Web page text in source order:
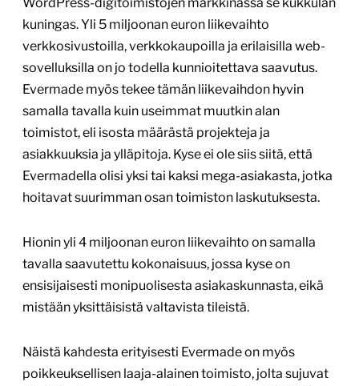
kuningas. Yli 5 miljoonan euron liikevaihto
verkkosivustoilla, verkkokaupoilla ja erilaisilla web-
sovelluksilla on jo todella kunnioitettava saavutus.
Evermade myös tekee tämän liikevaihdon hyvin
samalla tavalla kuin useimmat muutkin alan
toimistot, eli isosta määrästä projekteja ja
asiakkuuksia ja ylläpitoja. Kyse ei ole siis siitä, että
Evermadella olisi yksi tai kaksi mega-asiakasta, jotka
hoitavat suurimman osan toimiston laskutuksesta.
Hionin yli 4 miljoonan euron liikevaihto on samalla
tavalla saavutettu kokonaisuus, jossa kyse on
ensisijaisesti monipuolisesta asiakaskunnasta, eikä
mistään yksittäisistä valtavista tileistä.
Näistä kahdesta erityisesti Evermade on myös
poikkeuksellisen laaja-alainen toimisto, jolta sujuvat